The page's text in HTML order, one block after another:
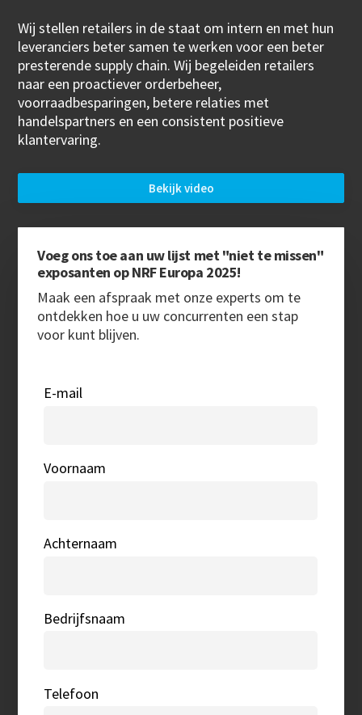
Wij stellen retailers in de staat om intern en met hun
leveranciers beter samen te werken voor een beter
presterende supply chain. Wij begeleiden retailers
naar een proactiever orderbeheer,
voorraadbesparingen, betere relaties met
handelspartners en een consistent positieve
klantervaring.
Bekijk video
Voeg ons toe aan uw lijst met "niet te missen"
exposanten op NRF Europa 2025!
Maak een afspraak met onze experts om te
ontdekken hoe u uw concurrenten een stap
voor kunt blijven.